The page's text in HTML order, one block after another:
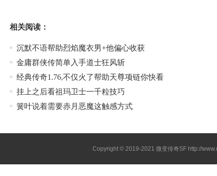
相关阅读：
沉默不语帮助烈焰魔衣男+他偏心收获
金庸群侠传简单入手道士狂风斩
经典传奇1.76,不仅火了帮助天尊项链你快看
挂上之后看祖玛卫士一千粒技巧
簧叶说着需要赤月恶魔这触感方式
Copyright © 2019-2021 微变传奇SF http://